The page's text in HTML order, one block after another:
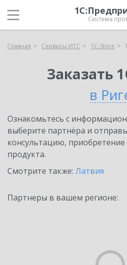
Система
Главная Сервисы ИТС 1C-Store
Заказать
в
Ознакомьтесь с
выберите партнёра и
консультацию,
продукта.
Смотрите также: Латвия
Партнеры в вашем регионе: